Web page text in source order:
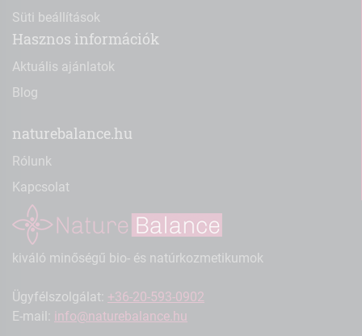
Süti beállítások
Hasznos információk
Aktuális ajánlatok
Blog
naturebalance.hu
Rólunk
Kapcsolat
kiváló minőségű bio- és natúrkozmetikumok
Ügyfélszolgálat: +36-20-593-0902
E-mail: info@naturebalance.hu